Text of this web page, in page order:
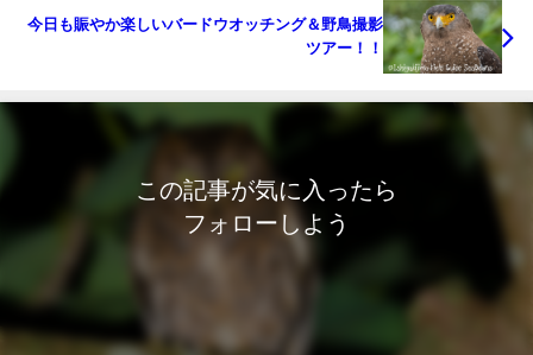
今日も賑やか楽しいバードウオッチング＆野鳥撮影
ツアー！！
この記事が気に入ったら
フォローしよう